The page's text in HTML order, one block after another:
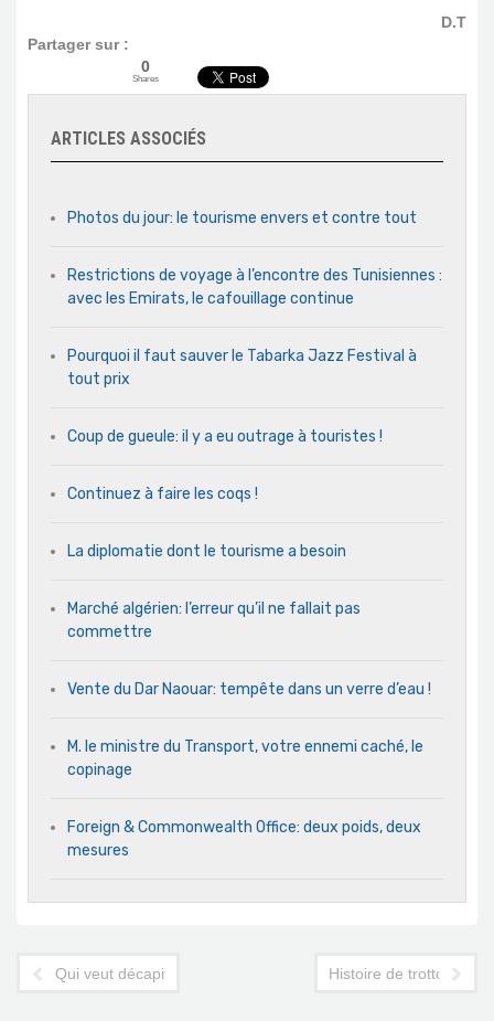
D.T
Partager sur :
0
Shares
ARTICLES ASSOCIÉS
Photos du jour: le tourisme envers et contre tout
Restrictions de voyage à l’encontre des Tunisiennes :
avec les Emirats, le cafouillage continue
Pourquoi il faut sauver le Tabarka Jazz Festival à
tout prix
Coup de gueule: il y a eu outrage à touristes !
Continuez à faire les coqs !
La diplomatie dont le tourisme a besoin
Marché algérien: l’erreur qu’il ne fallait pas
commettre
Vente du Dar Naouar: tempête dans un verre d’eau !
M. le ministre du Transport, votre ennemi caché, le
copinage
Foreign & Commonwealth Office: deux poids, deux
mesures
Qui veut décapiter Tunisair ? Histoire de trottoirs